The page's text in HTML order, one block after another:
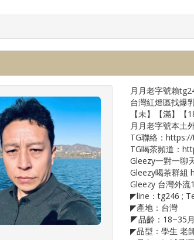
月月老字號賴
台灣紅燈區找爆
【未】【滿】【
月月老字號本土
TG聯絡：
TG喝茶頻道：
Gleezy一對一聊
Gleezy喝茶群組
Gleezy 台灣外
◤line：tg246 ;
◤產地：台灣
◤品齡：18~35
◤品型：學生 老